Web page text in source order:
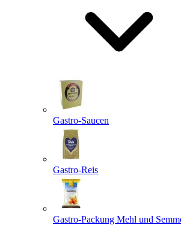
Gastro-Saucen
Gastro-Reis
Gastro-Packung Mehl und